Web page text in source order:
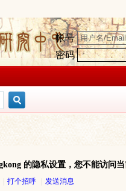
帐号
密码
索
的隐私设置，您不能访问
打个招呼
发送消息